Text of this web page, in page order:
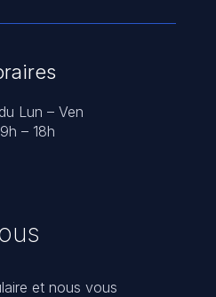
Lun – Ven
– 18h
et nous vous